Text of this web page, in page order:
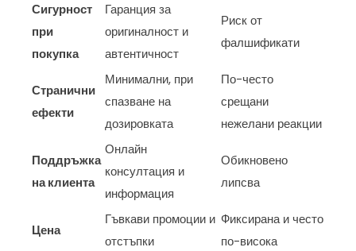
Сигурност
при
покупка
Гаранция за
оригиналност и
автентичност
Риск от
фалшификати
Странични
ефекти
Минимални, при
спазване на
дозировката
По-често
срещани
нежелани реакции
Поддръжка
на клиента
Онлайн
консултация и
информация
Обикновено
липсва
Цена
Гъвкави промоции и
отстъпки
Фиксирана и често
по-висока